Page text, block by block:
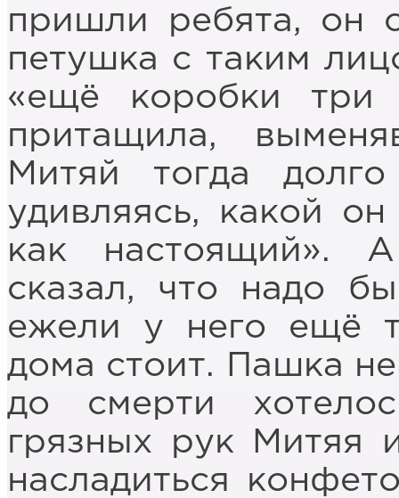
пришли ребята, он
петушка с таким
«ещё коробки три
притащила,
Митяй тогда
удивляясь, какой
как настоящий». А
сказал, что надо
ежели у него ещё
дома стоит. Пашка
до смерти
грязных рук Митяя
насладиться